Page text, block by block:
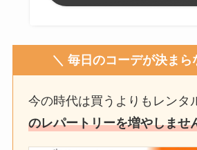
＼ 毎日のコーデが決まら
今の時代は買うよりもレン
のレパートリーを増やしませ